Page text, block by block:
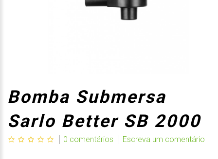
Bomba Submersa
Sarlo Better SB 2000
0 comentários Escreva um comentário